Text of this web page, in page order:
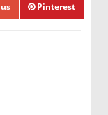
Pinterest